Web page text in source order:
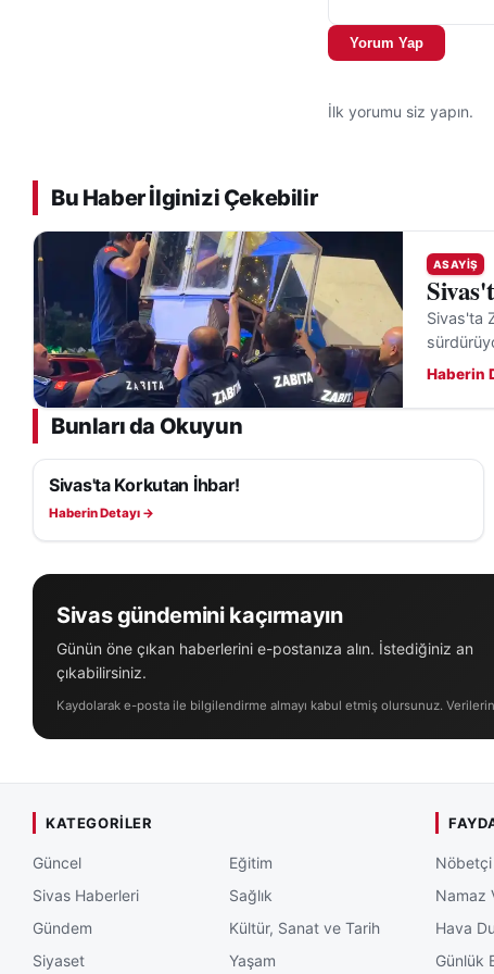
Yorum Yap
İlk yorumu siz yapın.
Bu Haber İlginizi Çekebilir
ASAYIŞ
Sivas'ta
Haberin
Bunları da Okuyun
ASAYIŞ
Sivas'ta Korkutan İhbar!
Haberin Detayı →
Sivas gündemini kaçırmayın
Günün öne çıkan haberlerini e-postanıza alın. İstediğiniz an
çıkabilirsiniz.
Kaydolarak e-posta ile bilgilendirme almayı kabul etmiş olursunuz.
KATEGORILER
Güncel
Sivas Haberleri
Gündem
Siyaset
Eğitim
Sağlık
Kültür, Sanat ve Tarih
Yaşam
Namaz
Hava
Günlük